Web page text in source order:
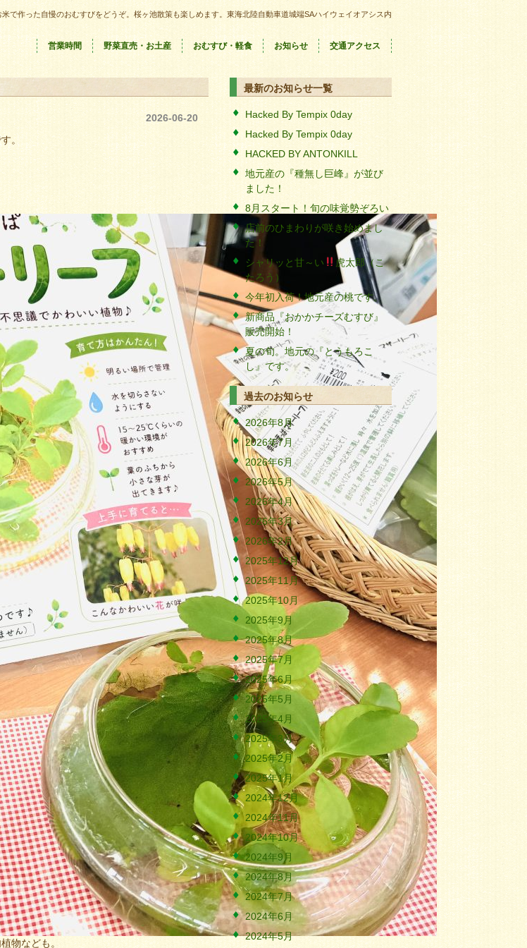
で作った自慢のおむすびをどうぞ。桜ヶ池散策も楽しめます。東海北陸自動車道城端SAハイウェイオアシス内
営業時間 野菜直売・お土産 おむすび・軽食 お知らせ 交通アクセス
2026-06-20
。
物なども。
最新のお知らせ一覧
Hacked By Tempix 0day
Hacked By Tempix 0day
HACKED BY ANTONKILL
地元産の『種無し巨峰』が並び
ました！
8月スタート！旬の味覚勢ぞろい
店前のひまわりが咲き始めまし
た！
シャリッと甘～い
虎太郎（こ
たろう）
今年初入荷！地元産の桃です。
新商品『おかかチーズむすび』
販売開始！
夏の旬。地元の『とうもろこ
し』です。
過去のお知らせ
2026年8月
2026年7月
2026年6月
2026年5月
2026年4月
2026年3月
2026年2月
2025年12月
2025年11月
2025年10月
2025年9月
2025年8月
2025年7月
2025年6月
2025年5月
2025年4月
2025年3月
2025年2月
2025年1月
2024年12月
2024年11月
2024年10月
2024年9月
2024年8月
2024年7月
2024年6月
2024年5月